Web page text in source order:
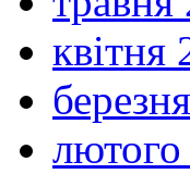
квітня